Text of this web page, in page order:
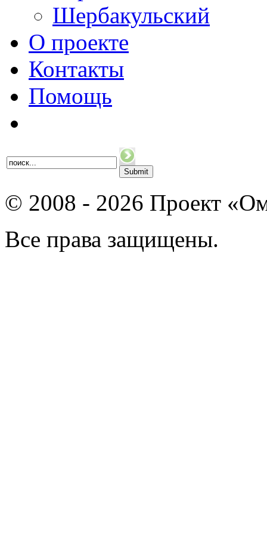
Шербакульский
О проекте
Контакты
Помощь
© 2008 - 2026 Проект
Все права защищены.